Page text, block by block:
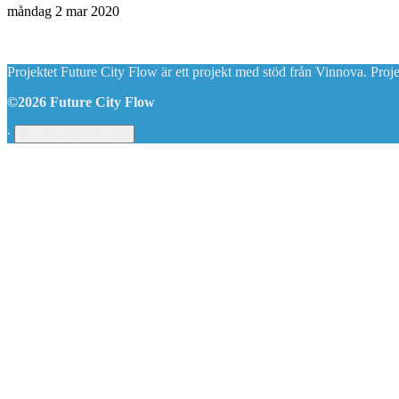
måndag 2 mar 2020
Projektet Future City Flow är ett projekt med stöd från Vinnova.
©2026 Future City Flow
∙